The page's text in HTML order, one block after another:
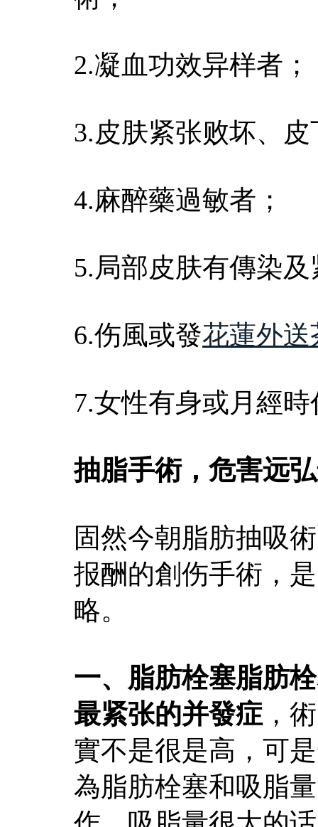
2.凝血功效异样者；
3.皮肤紧张败坏、
4.麻醉藥過敏者；
5.局部皮肤有傳染
6.伤風或發花蓮外送
7.女性有身或月經時
抽脂手術，危害远
固然今朝脂肪抽吸
报酬的創伤手術，
略。
一、脂肪栓塞脂肪
最紧张的并發症 ，
實不是很是高，可
為脂肪栓塞和吸脂